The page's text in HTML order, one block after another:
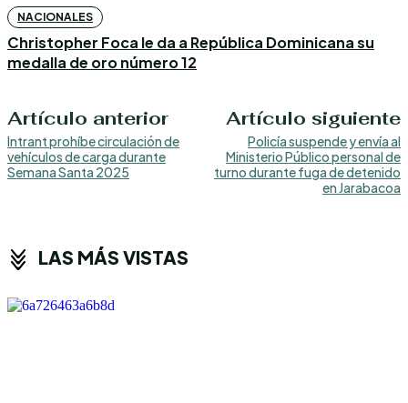
NACIONALES
Christopher Foca le da a República Dominicana su
medalla de oro número 12
Artículo anterior
Intrant prohíbe circulación de
vehículos de carga durante
Semana Santa 2025
Artículo siguiente
Policía suspende y envía al
Ministerio Público personal de
turno durante fuga de detenido
en Jarabacoa
LAS MÁS VISTAS